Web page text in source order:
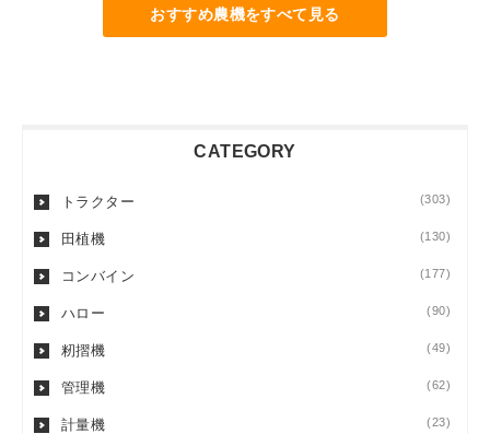
おすすめ農機をすべて見る
CATEGORY
トラクター (303)
田植機 (130)
コンバイン (177)
ハロー (90)
籾摺機 (49)
管理機 (62)
計量機 (23)